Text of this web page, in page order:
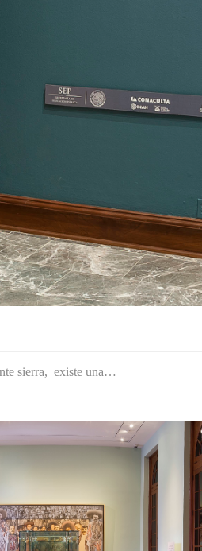
sierra, existe una…